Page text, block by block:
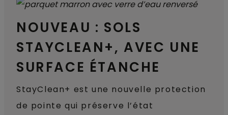
NOUVEAU : SOLS
STAYCLEAN+, AVEC UNE
SURFACE ÉTANCHE
StayClean+ est une nouvelle protection
de pointe qui préserve l’état